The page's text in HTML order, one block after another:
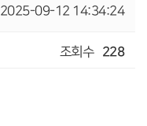
2025-09-12 14:34:24
조회수 228